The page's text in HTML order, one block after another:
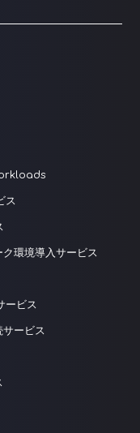
ス
環境導入サービス
ービス
サービス